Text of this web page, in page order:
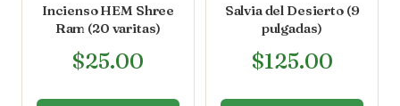
Incienso HEM Shree
Ram (20 varitas)
$25.00
Salvia del Desierto (9
pulgadas)
$125.00